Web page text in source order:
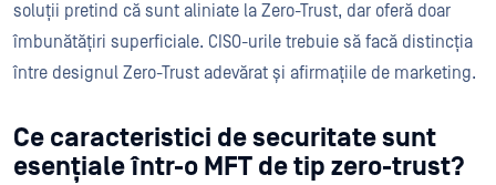
soluții pretind că sunt aliniate la Zero-Trust, dar oferă doar
îmbunătățiri superficiale. CISO-urile trebuie să facă distincția
între designul Zero-Trust adevărat și afirmațiile de marketing.
Ce caracteristici de securitate sunt
esențiale într-o MFT de tip zero-trust?